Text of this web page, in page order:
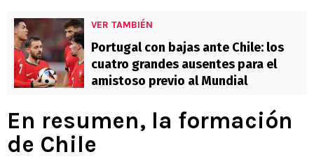
VER TAMBIÉN
Portugal con bajas ante Chile: los
cuatro grandes ausentes para el
amistoso previo al Mundial
En resumen, la formación
de Chile